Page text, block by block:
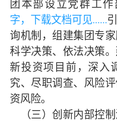
团本部设立党群工作
字，下载文档可见......
询机制，组建集团专
科学决策、依法决策
新投资项目前，深入
究、尽职调查、风险
资风险。
（三）创新内部控